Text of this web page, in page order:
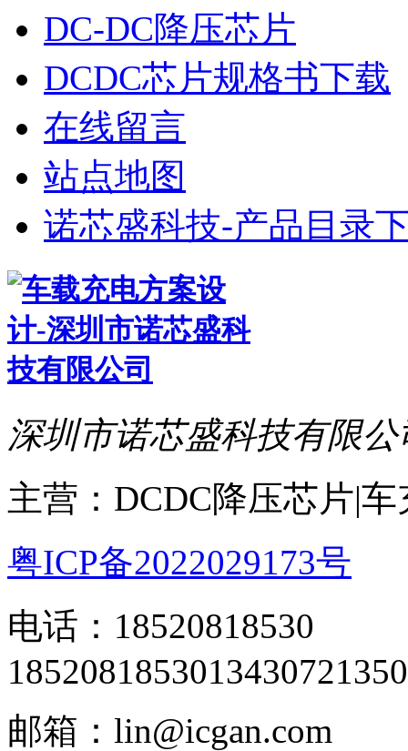
DC-DC降压芯片
DCDC芯片规格书下载
在线留言
站点地图
诺芯盛科技-产品目录
深圳市诺芯盛科技有限公
主营：DCDC降压芯片|
粤ICP备2022029173号
电话：18520818530
1852081853013430721350
邮箱：lin@icgan.com